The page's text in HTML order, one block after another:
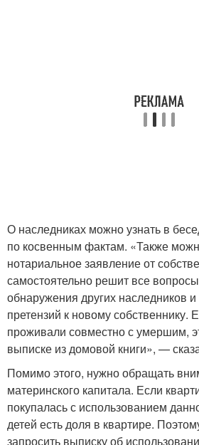
О наследниках можно узнать в
по косвенным фактам. «Также
нотариальное заявление от
самостоятельно решит все
обнаружения других наследников
претензий к новому собственнику.
проживали совместно с умершим,
выписке из домовой книги», —
Помимо этого, нужно обращать
материнского капитала. Если
покупалась с использованием
детей есть доля в квартире.
запросить выписку об